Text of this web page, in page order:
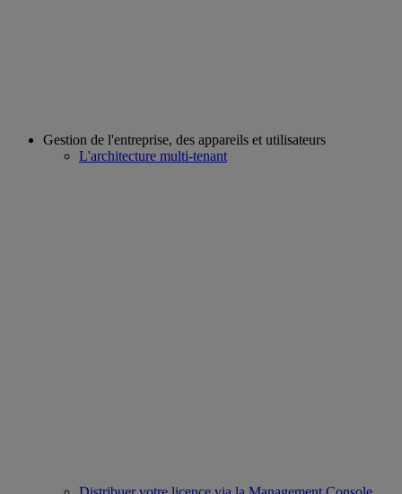
Gestion de l'entreprise, des appareils et utilisateurs
L'architecture multi-tenant